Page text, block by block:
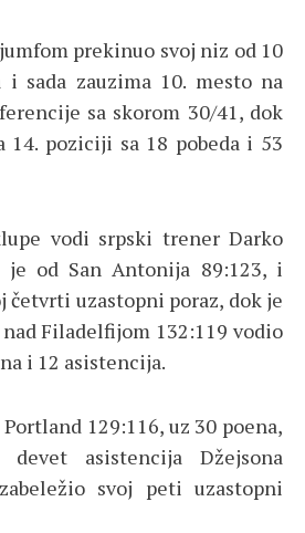
prekinuo svoj niz od 10
i sada zauzima 10. mesto na
sa skorom 30/41, dok
14. poziciji sa 18 pobeda i 53
vodi srpski trener Darko
je od San Antonija 89:123, i
četvrti uzastopni poraz, dok je
Filadelfijom 132:119 vodio
i 12 asistencija.
129:116, uz 30 poena,
asistencija Džejsona
svoj peti uzastopni